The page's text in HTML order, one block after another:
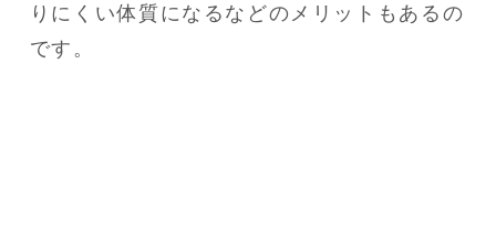
りにくい体質になるなどのメリットもあるの
です。